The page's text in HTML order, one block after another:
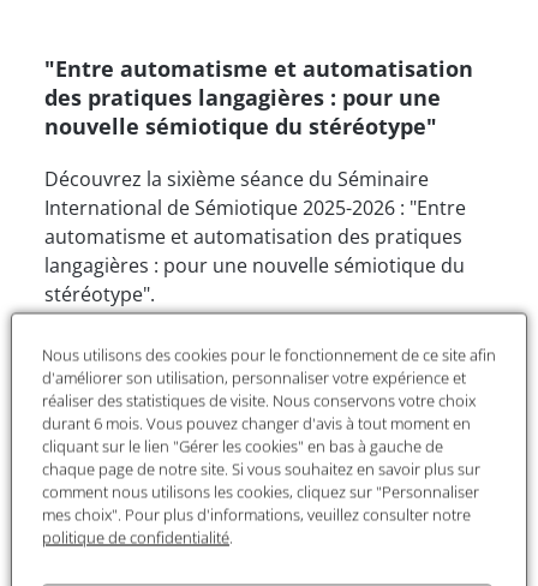
"Entre automatisme et automatisation
des pratiques langagières : pour une
nouvelle sémiotique du stéréotype"
Découvrez la sixième séance du Séminaire
International de Sémiotique 2025-2026 : "Entre
automatisme et automatisation des pratiques
langagières : pour une nouvelle sémiotique du
stéréotype".
Cette année, le séminaire se penche sur la
formation, la durée et la dissolution des
stéréotypes discursifs, qu’ils appartiennent au
langage verbal ou à d’autres langages. Ces
stéréotypes proviennent non seulement de
règles, grammaires et conventions, mais aussi de
pratiques répétitives dans les domaines du
travail, de l’apprentissage et de la recherche, qui
Nous utilisons des cookies pour le fonctionnement de ce site afin
d'améliorer son utilisation, personnaliser votre expérience et
réaliser des statistiques de visite. Nous conservons votre choix
durant 6 mois. Vous pouvez changer d'avis à tout moment en
cliquant sur le lien "Gérer les cookies" en bas à gauche de
chaque page de notre site. Si vous souhaitez en savoir plus sur
comment nous utilisons les cookies, cliquez sur "Personnaliser
mes choix". Pour plus d'informations, veuillez consulter notre
politique de confidentialité.